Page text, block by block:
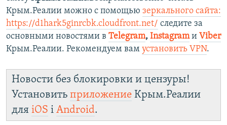
Крым.Реалии можно с помощью зеркального сайта:
https://d1hark5ginrcbk.cloudfront.net/ следите за
основными новостями в Telegram, Instagramи Viber
Крым.Реалии. Рекомендуем вам установить VPN.
Новости без блокировки и цензуры!
Установить приложение Крым.Реалии
для iOS і Android.